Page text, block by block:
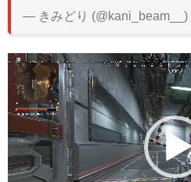
— きみどり (@kani_beam__)
動
画
プ
レ
ー
ヤ